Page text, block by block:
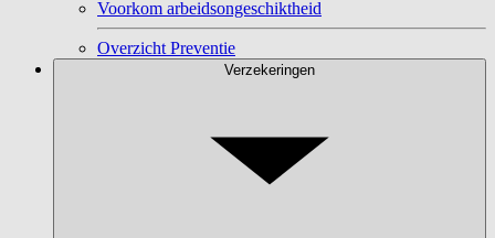
Voorkom arbeidsongeschiktheid
Overzicht Preventie
Verzekeringen